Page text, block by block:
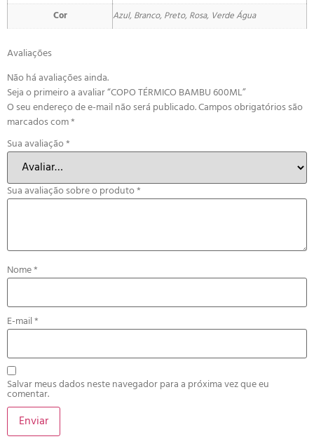
Cor Azul, Branco, Preto, Rosa, Verde Água
Avaliações
Não há avaliações ainda.
Seja o primeiro a avaliar “COPO TÉRMICO BAMBU 600ML”
O seu endereço de e-mail não será publicado.Campos obrigatórios são
marcados com*
Sua avaliação*
Sua avaliação sobre o produto*
Nome*
E-mail*
Salvar meus dados neste navegador para a próxima vez que eu
comentar.